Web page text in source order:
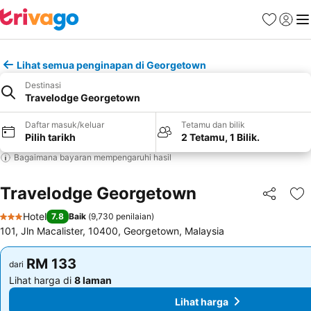
Kegemaran
Daftar
Lihat semua penginapan di Georgetown
Destinasi
Travelodge Georgetown
Daftar masuk/keluar
Pilih tarikh
Tetamu dan bilik
2 Tetamu, 1 Bilik.
Bagaimana bayaran mempengaruhi hasil
Travelodge Georgetown Kongsi
3 Bintang
Hotel 7.8 Baik (9,730 penilaian)
101, Jln Macalister, 10400, Georgetown, Malaysia
dari RM 133
Lihat harga di 8 laman
Lihat harga
dari RM 133
Lihat harga di 8 laman
Lihat harga